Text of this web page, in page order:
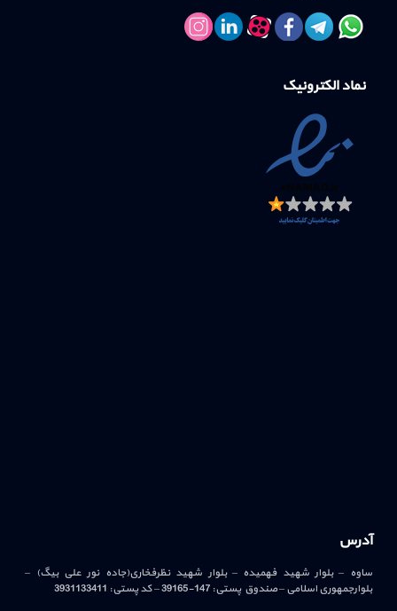
نماد الکترونیک
آدرس
ساوه – بلوار شهید فهمیده – بلوار شهید نظرفخاری(جاده نور علی بیگ) –
بلوارجمهوری اسلامی – صندوق پستی: 147-39165 – کد پستی: 3931133411